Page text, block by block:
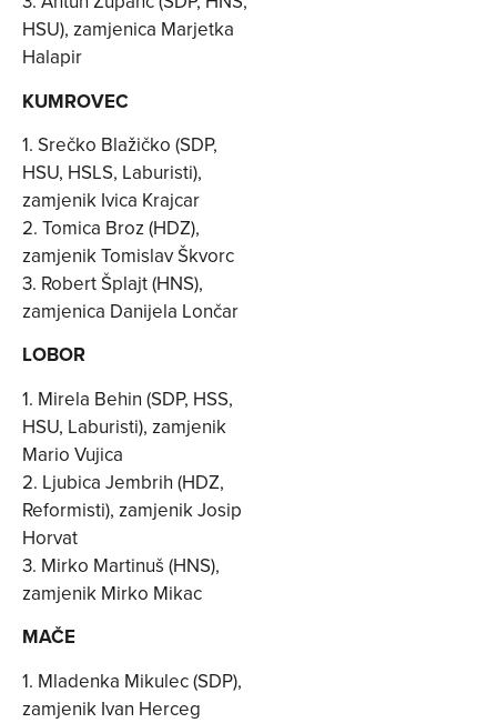
HSU), zamjenica Marjetka
Halapir
KUMROVEC
1. Srečko Blažičko (SDP,
HSU, HSLS, Laburisti),
zamjenik Ivica Krajcar
2. Tomica Broz (HDZ),
zamjenik Tomislav Škvorc
3. Robert Šplajt (HNS),
zamjenica Danijela Lončar
LOBOR
1. Mirela Behin (SDP, HSS,
HSU, Laburisti), zamjenik
Mario Vujica
2. Ljubica Jembrih (HDZ,
Reformisti), zamjenik Josip
Horvat
3. Mirko Martinuš (HNS),
zamjenik Mirko Mikac
MAČE
1. Mladenka Mikulec (SDP),
zamjenik Ivan Herceg